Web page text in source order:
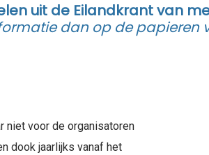
uit de Eilandkrant van
dan op de papieren
niet voor de organisatoren
dook jaarlijks vanaf het